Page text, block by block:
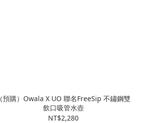
（預購）Owala X UO 聯名FreeSip 不鏽鋼雙
飲口吸管水壺
NT$2,280